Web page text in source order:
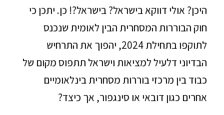
היכן? אולי דווקא בישראל? בישראל?! כן. יתכן כי
חוק הבוררות המסחרית הבין לאומית שנכנס
לתוקפו בתחילת 2024, יהפוך את התרחיש
הבדיוני דלעיל למציאות וישראל תתפוס מקום של
כבוד בין מרכזי בוררות מסחרית בינלאומיים
אחרים כגון דובאי או סינגפור, אך כיצד?